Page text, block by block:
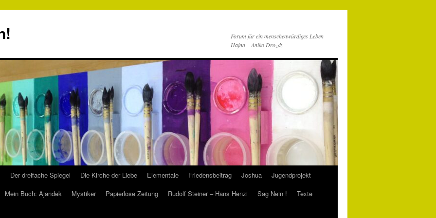
Forum für ein menschenwürdiges Leben
Hajna – Aniko Drozdy
Der dreifache Spiegel Die Kirche der Liebe Elementale Friedensbeitrag Joshua
Jugendprojekt
Mein Buch: Ajandek Mystiker Papierlose Zeitung Rudolf Steiner – Hans Henzi Sag Nein !
Texte